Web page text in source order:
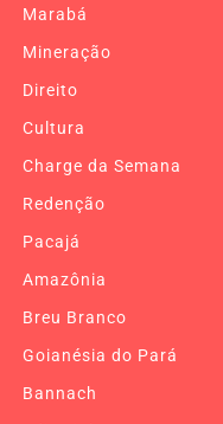
Marabá
Mineração
Direito
Cultura
Charge da Semana
Redenção
Pacajá
Amazônia
Breu Branco
Goianésia do Pará
Bannach